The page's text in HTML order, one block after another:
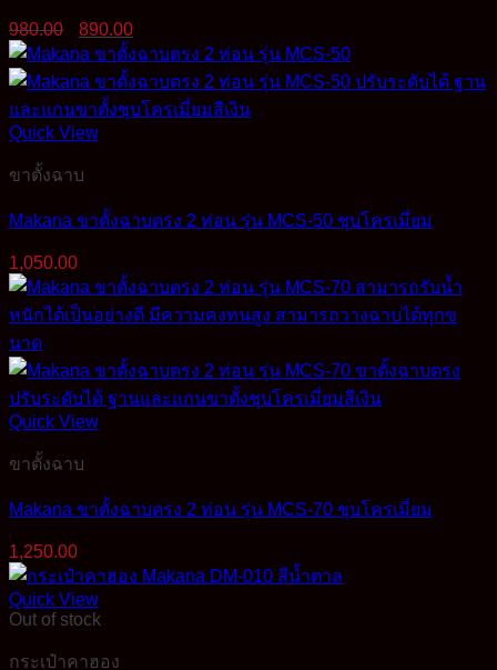
980.00
Original
price
was:
980.00฿.
890.00
price
is:
890.00฿.
Quick View
ขาตั้งฉาบ
Makana ขาตั้งฉาบตรง 2 ท่อน รุ่น MCS-50 ชุบโครเมี่ยม
1,050.00
Quick View
ขาตั้งฉาบ
Makana ขาตั้งฉาบตรง 2 ท่อน รุ่น MCS-70 ชุบโครเมี่ยม
1,250.00
Quick View
Out of stock
กระเป๋าคาฮอง